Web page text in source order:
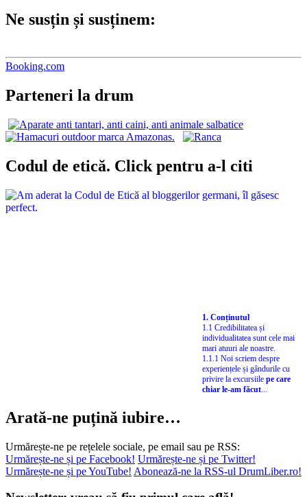
Ne susțin și susținem:
Booking.com
Parteneri la drum
Codul de etică. Click pentru a-l citi
1. Conținutul
1.1 Credibilitatea și
individualitatea sunt cele mai
mari atuuri ale noastre.
1.1.1 Noi scriem despre
experiențele și gândurile cu
privire la excursiile pe care
chiar le-am făcut
Arată-ne puțină iubire…
Urmărește-ne pe rețelele sociale, pe email sau pe RSS:
Urmărește-ne și pe Facebook! Urmărește-ne și pe Twitter!
Urmărește-ne și pe YouTube! Abonează-ne la RSS-ul DrumLiber.ro!